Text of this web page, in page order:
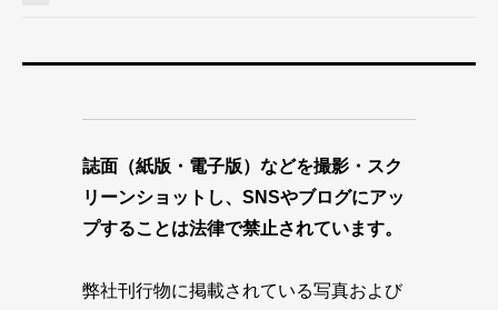
誌面（紙版・電子版）などを撮影・スク
リーンショットし、SNSやブログにアッ
プすることは法律で禁止されています。
弊社刊行物に掲載されている写真および